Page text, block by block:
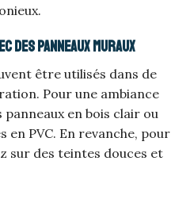
des panneaux muraux
être utilisés dans de
Pour une ambiance
en bois clair ou
en PVC. En revanche, pour
sur des teintes douces et